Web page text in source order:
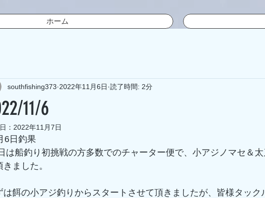
ホーム
11/6
southfishing373 2022年11月6日 読了時間: 2分
： 2022年11月7日
6日釣果
きました。
は餌の小アジ釣りからスタートさせて頂きましたが、皆様タッ